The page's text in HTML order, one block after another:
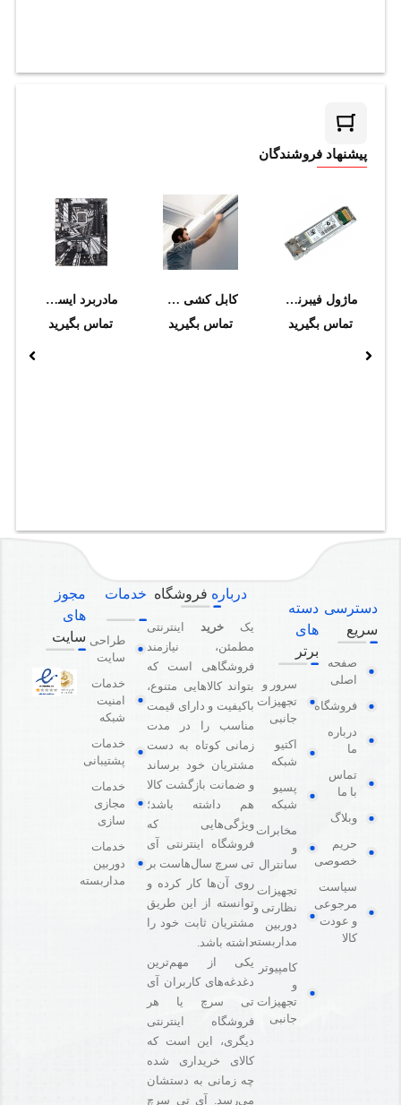
پیشنهاد فروشندگان
ماژول فيبرنوري سيسکو مدل SFP-10G-SR
تماس بگیرید
کابل‌ کشی فیبر نوری و دراپ داخل ساختمان در شرایط عادی (داکت و ترانک و سینی)
تماس بگیرید
مادربرد ایسوس مدل PRIME Z390-P
تماس بگیرید
دسترسی
سریع
صفحه
اصلی
فروشگاه
درباره
ما
تماس
با ما
وبلاگ
حریم
خصوصی
سیاست
مرجوعی
و عودت
کالا
دسته
های
برتر
سرور و
تجهیزات
جانبی
اکتیو
شبکه
پسیو
شبکه
مخابرات
و
سانترال
تجهیزات
نظارتی و
دوربین
مداربسته
کامپیوتر
و
تجهیزات
جانبی
درباره فروشگاه
یک خرید اینترنتی
مطمئن، نیازمند
فروشگاهی است که
بتواند کالاهایی متنوع،
باکیفیت و دارای قیمت
مناسب را در مدت
زمانی کوتاه به دست
مشتریان خود برساند
و ضمانت بازگشت کالا
هم داشته باشد؛
ویژگی‌هایی که
فروشگاه اینترنتی آی
تی سرچ سال‌هاست بر
روی آن‌ها کار کرده و
توانسته از این طریق
مشتریان ثابت خود را
داشته باشد.
یکی از مهم‌ترین
دغدغه‌های کاربران آی
تی سرچ یا هر
فروشگاه‌ اینترنتی
دیگری، این است که
کالای خریداری شده
چه زمانی به دستشان
می‌رسد. آی تی سرچ
خدمات
طراحی
سایت
خدمات
امنیت
شبکه
خدمات
پشتیبانی
خدمات
مجازی
سازی
خدمات
دوربین
مداربسته
مجوز
های
سایت